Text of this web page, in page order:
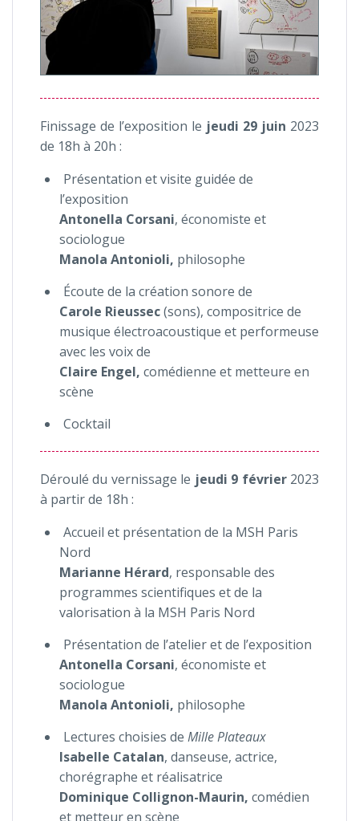
Finissage de l’exposition le jeudi 29 juin 2023
de 18h à 20h :
Présentation et visite guidée de
l’exposition
Antonella Corsani, économiste et
sociologue
Manola Antonioli, philosophe
Écoute de la création sonore de
Carole Rieussec(sons), compositrice de
musique électroacoustique et performeuse
avec les voix de
Claire Engel, comédienne et metteure en
scène
Cocktail
Déroulé du vernissage le jeudi 9 février2023
à partir de 18h :
Accueil et présentation de la MSH Paris
Nord
Marianne Hérard, responsable des
programmes scientifiques et de la
valorisation à la MSH Paris Nord
Présentation de l’atelier et de l’exposition
Antonella Corsani, économiste et
sociologue
Manola Antonioli, philosophe
Lectures choisies de Mille Plateaux
Isabelle Catalan, danseuse, actrice,
chorégraphe et réalisatrice
Dominique Collignon-Maurin, comédien
et metteur en scène